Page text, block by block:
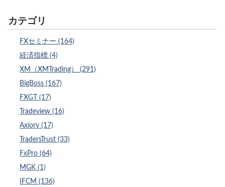
カテゴリ
FXセミナー (164)
経済指標 (4)
XM（XMTrading） (291)
BigBoss (167)
FXGT (17)
Tradeview (16)
Axiory (17)
TradersTrust (33)
FxPro (64)
MGK (1)
IFCM (136)